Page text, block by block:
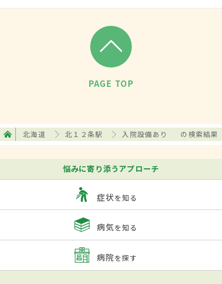
PAGE TOP
北海道 北１２条駅 入院設備あり の検索結果
悩みに寄り添うアプローチ
症状を知る
病気を知る
病院を探す